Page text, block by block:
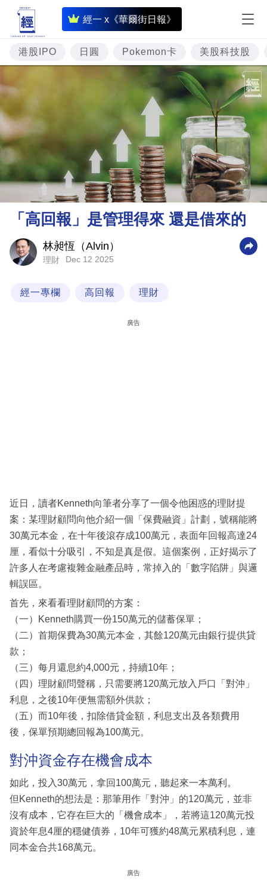
經一 x《華爾街日報》
即
時
財
經
市
理
財
商
業
專
區
港股IPO 日圓 Pokemon卡 美股科技股
「高回報」是管理得來 還是借來的
林昶恆（Alvin）
理財 Dec 12 2025
經一專欄 高回報 理財
廣告
近日，讀者Kenneth向筆者分享了一個令他困惑的理財提
案：某理財顧問向他介紹一個「保費融資」計劃，號稱能將
30萬元本金，在十年後滾存成100萬元，表面年回報高達24
厘，看似十分吸引，不知是真是假。這個案例，正好揭示了
許多人在考慮複雜金融產品時，常掉入的「數字陷阱」與邏
輯誤區。
首先，來看看理財顧問的方案：
（一）Kenneth購買一份150萬元的儲蓄保單；
（二）首期保費為30萬元本金，其餘120萬元由銀行提供貸
款；
（三）每月還息約4,000元，持續10年；
（四）理財顧問聲稱，只需要將120萬元放入戶口「對沖」
利息，之後10年便無需額外供款；
（五）而10年後，扣除借貸金額，利息支出及各類費用
後，保單預期總回報為100萬元。
對沖資金存在機會成本
如此，投入30萬元，拿回100萬元，聽起來一本萬利。
但Kenneth的想法是：那筆用作「對沖」的120萬元，並非
沒有成本，它存在巨大的「機會成本」，若將這120萬元投
資於年息4厘的穩健債券，10年可獲約48萬元累積利息，連
同本金合共168萬元。
廣告